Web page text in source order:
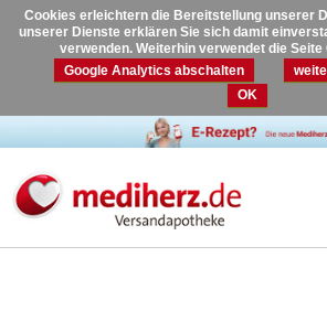
Cookies erleichtern die Bereitstellung unserer
unserer Dienste erklären Sie sich damit
verwenden. Weiterhin verwendet die
Google Analytics abschalten
OK